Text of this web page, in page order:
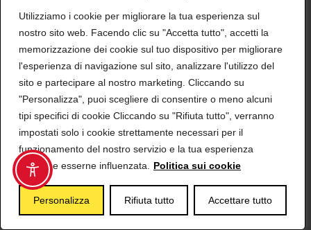
Utilizziamo i cookie per migliorare la tua esperienza sul
nostro sito web. Facendo clic su "Accetta tutto", accetti la
memorizzazione dei cookie sul tuo dispositivo per migliorare
l'esperienza di navigazione sul sito, analizzare l'utilizzo del
sito e partecipare al nostro marketing. Cliccando su
"Personalizza", puoi scegliere di consentire o meno alcuni
tipi specifici di cookie Cliccando su "Rifiuta tutto", verranno
impostati solo i cookie strettamente necessari per il
funzionamento del nostro servizio e la tua esperienza
potrebbe esserne influenzata.
Politica sui cookie
Personalizza Rifiuta tutto Accettare tutto
Massimiliano Barattucci,
psicologo, psicoterapeuta
PhD, docente presso Università degli
Studi di Bergamo
Valentina Trionfera
MSL & Medical Advisor Shionogi (2020 -